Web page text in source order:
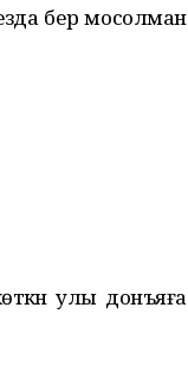
бер мосолман
улы донъяға